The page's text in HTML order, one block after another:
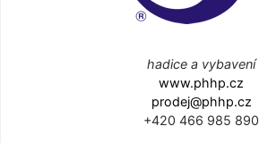
hadice a vybavení
www.phhp.cz
prodej@phhp.cz
+420 466 985 890